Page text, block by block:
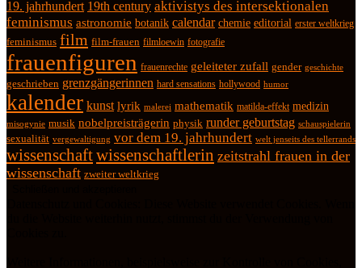
19. jahrhundert 19th century aktivistys des intersektionalen
feminismus astronomie botanik calendar chemie editorial erster weltkrieg
feminismus film film-frauen filmloewin fotografie
frauenfiguren frauenrechte geleiteter zufall gender geschichte
geschrieben grenzgängerinnen hard sensations hollywood humor
kalender kunst lyrik malerei mathematik matilda-effekt medizin
misogynie musik nobelpreisträgerin physik runder geburtstag schauspielerin
sexualität vergewaltigung vor dem 19. jahrhundert welt jenseits des tellerrands
wissenschaftwissenschaftlerin zeitstrahl frauen in der
wissenschaft zweiter weltkrieg